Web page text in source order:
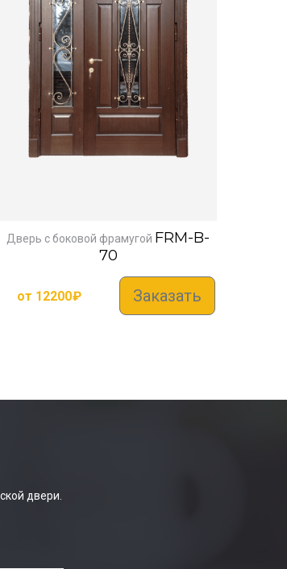
Дверь с боковой фрамугой FRM-B-
70
от 12200₽ Заказать
двери.